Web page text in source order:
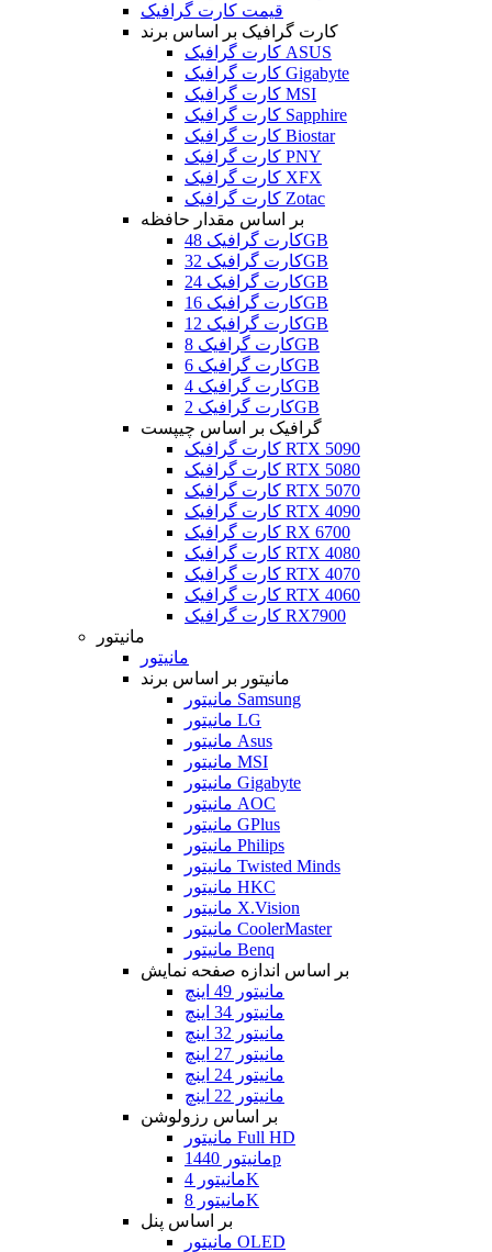
قیمت کارت گرافیک
کارت گرافیک بر اساس برند
کارت گرافیک ASUS
کارت گرافیک Gigabyte
کارت گرافیک MSI
کارت گرافیک Sapphire
کارت گرافیک Biostar
کارت گرافیک PNY
کارت گرافیک XFX
کارت گرافیک Zotac
بر اساس مقدار حافظه
کارت گرافیک 48GB
کارت گرافیک 32GB
کارت گرافیک 24GB
کارت گرافیک 16GB
کارت گرافیک 12GB
کارت گرافیک 8GB
کارت گرافیک 6GB
کارت گرافیک 4GB
کارت گرافیک 2GB
گرافیک بر اساس چیپست
کارت گرافیک RTX 5090
کارت گرافیک RTX 5080
کارت گرافیک RTX 5070
کارت گرافیک RTX 4090
کارت گرافیک RX 6700
کارت گرافیک RTX 4080
کارت گرافیک RTX 4070
کارت گرافیک RTX 4060
کارت گرافیک RX7900
مانیتور
مانیتور
مانیتور بر اساس برند
مانیتور Samsung
مانیتور LG
مانیتور Asus
مانیتور MSI
مانیتور Gigabyte
مانیتور AOC
مانیتور GPlus
مانیتور Philips
مانیتور Twisted Minds
مانیتور HKC
مانیتور X.Vision
مانیتور CoolerMaster
مانیتور Benq
بر اساس اندازه صفحه نمایش
مانیتور 49 اینچ
مانیتور 34 اینچ
مانیتور 32 اینچ
مانیتور 27 اینچ
مانیتور 24 اینچ
مانیتور 22 اینچ
بر اساس رزولوشن
مانیتور Full HD
مانیتور 1440p
مانیتور 4K
مانیتور 8K
بر اساس پنل
مانیتور OLED